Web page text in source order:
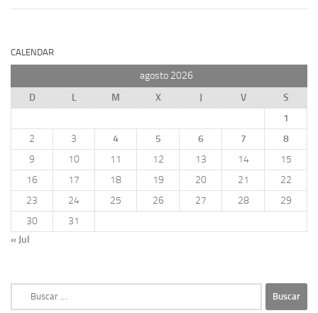
CALENDAR
agosto 2026
D
L M X J V
S
1
2
3 4 5 6 7
8
9
10 11 12 13 14
15
16
17 18 19 20 21
22
23
24 25 26 27 28
29
30
31
« Jul